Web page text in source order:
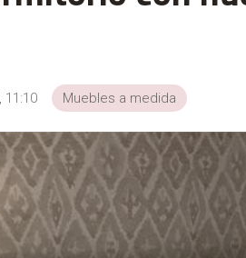
Muebles a medida